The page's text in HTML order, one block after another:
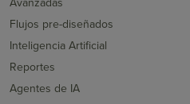
Flujos pre-diseñados
Inteligencia Artificial
Reportes
Agentes de IA